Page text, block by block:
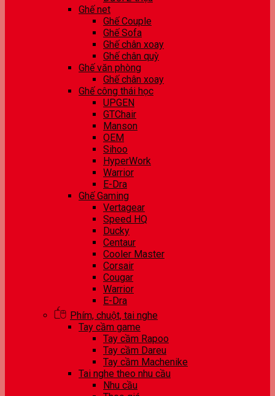
Ghế net
Ghế Couple
Ghế Sofa
Ghế chân xoay
Ghế chân quỳ
Ghế văn phòng
Ghế chân xoay
Ghế công thái học
UPGEN
GTChair
Manson
OEM
Sihoo
HyperWork
Warrior
E-Dra
Ghế Gaming
Vertagear
Speed HQ
Ducky
Centaur
Cooler Master
Corsair
Cougar
Warrior
E-Dra
Phím, chuột, tai nghe
Tay cầm game
Tay cầm Rapoo
Tay cầm Dareu
Tay cầm Machenike
Tai nghe theo nhu cầu
Nhu cầu